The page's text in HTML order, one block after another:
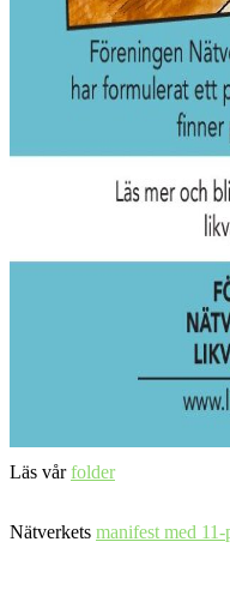
Läs vårfolder
Nätverkets manifest med